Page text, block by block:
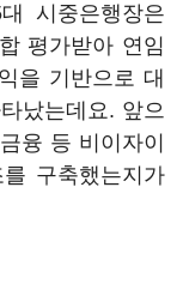
시중은행장은
평가받아 연임
을 기반으로 대
났는데요. 앞으
융 등 비이자이
구축했는지가